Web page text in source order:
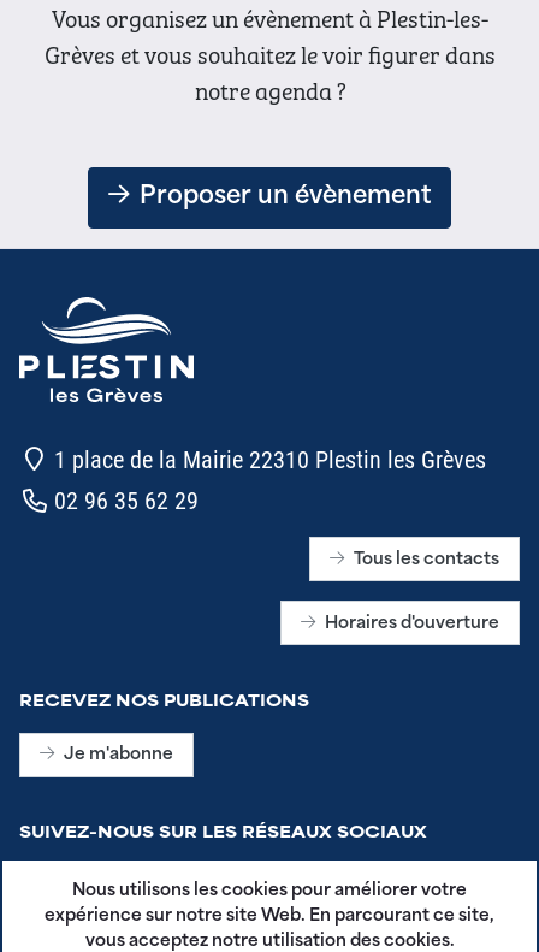
Vous organisez un évènement à Plestin-les-
Grèves et vous souhaitez le voir figurer dans
notre agenda ?
Proposer un évènement
1 place de la Mairie 22310 Plestin les Grèves
02 96 35 62 29
Tous les contacts
Horaires d'ouverture
RECEVEZ NOS PUBLICATIONS
Je m'abonne
SUIVEZ-NOUS SUR LES RÉSEAUX SOCIAUX
Nous utilisons les cookies pour améliorer votre
expérience sur notre site Web. En parcourant ce site,
vous acceptez notre utilisation des cookies.